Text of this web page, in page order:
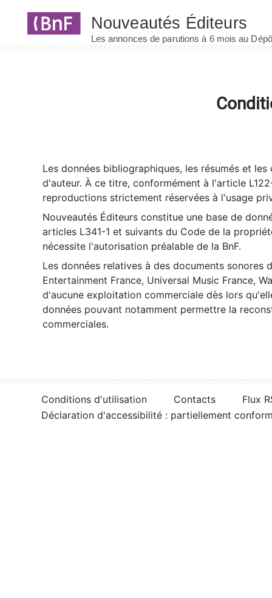
Les données bibliographiques, les résumés et
d'auteur. À ce titre, conformément à l'article
reproductions strictement réservées à l'usage
Nouveautés Éditeurs constitue une base de
articles L341-1 et suivants du Code de la
nécessite l'autorisation préalable de la BnF.
Les données relatives à des documents sonores
Entertainment France, Universal Music France,
d'aucune exploitation commerciale dès lors
données pouvant notamment permettre la
commerciales.
Conditions d'utilisation Contacts
Flux
Déclaration d'accessibilité : partiellement